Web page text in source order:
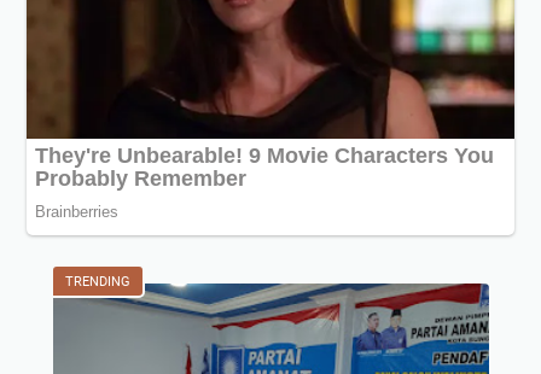
TRENDING